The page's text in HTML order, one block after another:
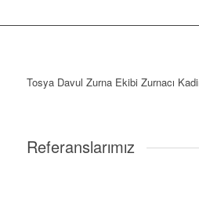
Tosya Davul Zurna Ekibi Zurnacı
Referanslarımız